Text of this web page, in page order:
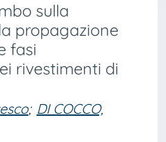
sulla
propagazione
fasi
rivestimenti di
; DI COCCO,